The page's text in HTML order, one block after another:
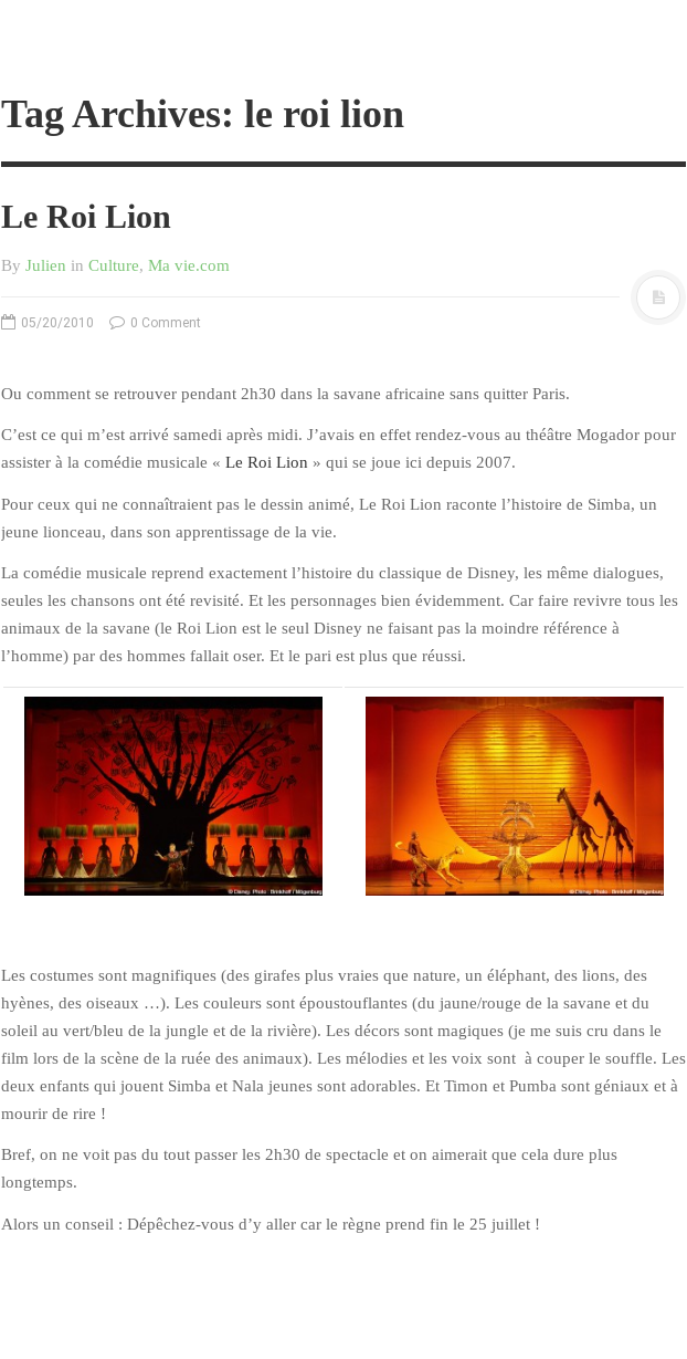
Tag Archives: le roi lion
Le Roi Lion
By Julien in Culture, Ma vie.com
05/20/2010 0 Comment
Ou comment se retrouver pendant 2h30 dans la savane africaine sans quitter Paris.
C’est ce qui m’est arrivé samedi après midi. J’avais en effet rendez-vous au théâtre Mogador pour
assister à la comédie musicale « Le Roi Lion » qui se joue ici depuis 2007.
Pour ceux qui ne connaîtraient pas le dessin animé, Le Roi Lion raconte l’histoire de Simba, un
jeune lionceau, dans son apprentissage de la vie.
La comédie musicale reprend exactement l’histoire du classique de Disney, les même dialogues,
seules les chansons ont été revisité. Et les personnages bien évidemment. Car faire revivre tous les
animaux de la savane (le Roi Lion est le seul Disney ne faisant pas la moindre référence à
l’homme) par des hommes fallait oser. Et le pari est plus que réussi.
Les costumes sont magnifiques (des girafes plus vraies que nature, un éléphant, des lions, des
hyènes, des oiseaux …). Les couleurs sont époustouflantes (du jaune/rouge de la savane et du
soleil au vert/bleu de la jungle et de la rivière). Les décors sont magiques (je me suis cru dans le
film lors de la scène de la ruée des animaux). Les mélodies et les voix sont à couper le souffle. Les
deux enfants qui jouent Simba et Nala jeunes sont adorables. Et Timon et Pumba sont géniaux et à
mourir de rire !
Bref, on ne voit pas du tout passer les 2h30 de spectacle et on aimerait que cela dure plus
longtemps.
Alors un conseil : Dépêchez-vous d’y aller car le règne prend fin le 25 juillet !